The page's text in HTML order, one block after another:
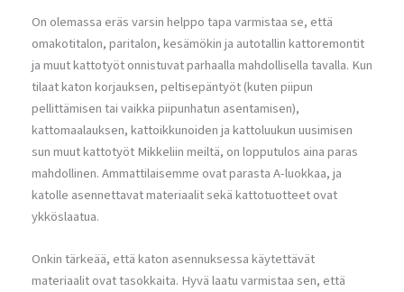
On olemassa eräs varsin helppo tapa varmistaa se, että
omakotitalon, paritalon, kesämökin ja autotallin kattoremontit
ja muut kattotyöt onnistuvat parhaalla mahdollisella tavalla. Kun
tilaat katon korjauksen, peltisepäntyöt (kuten piipun
pellittämisen tai vaikka piipunhatun asentamisen),
kattomaalauksen, kattoikkunoiden ja kattoluukun uusimisen
sun muut kattotyöt Mikkeliin meiltä, on lopputulos aina paras
mahdollinen. Ammattilaisemme ovat parasta A-luokkaa, ja
katolle asennettavat materiaalit sekä kattotuotteet ovat
ykköslaatua.
Onkin tärkeää, että katon asennuksessa käytettävät
materiaalit ovat tasokkaita. Hyvä laatu varmistaa sen, että